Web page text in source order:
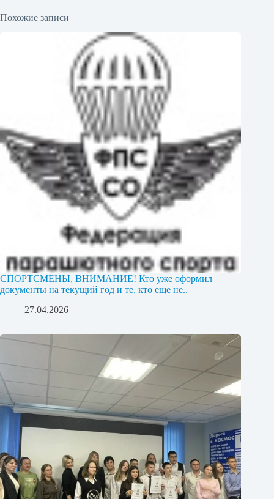
Похожие записи
СПОРТСМЕНЫ, ВНИМАНИЕ! Кто уже оформил
документы на текущий год и те, кто еще не..
27.04.2026